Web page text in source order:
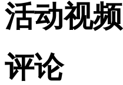
活动视频
评论